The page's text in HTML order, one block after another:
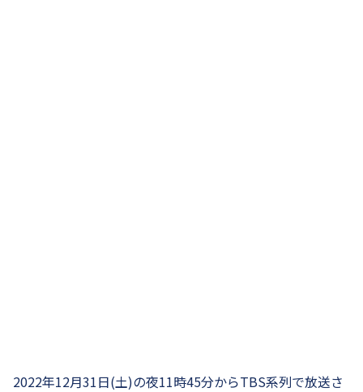
2022年12月31日(土)の夜11時45分からTBS系列で放送さ